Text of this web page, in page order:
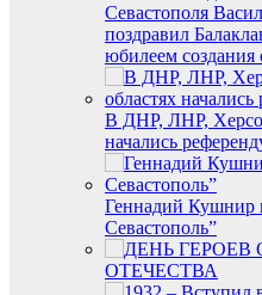
Севастополя
поздравил
юбилеем создания
В ДНР, ЛНР,
начались
Геннадий Кушнир
Севастополь”
ОТЕЧЕСТВА